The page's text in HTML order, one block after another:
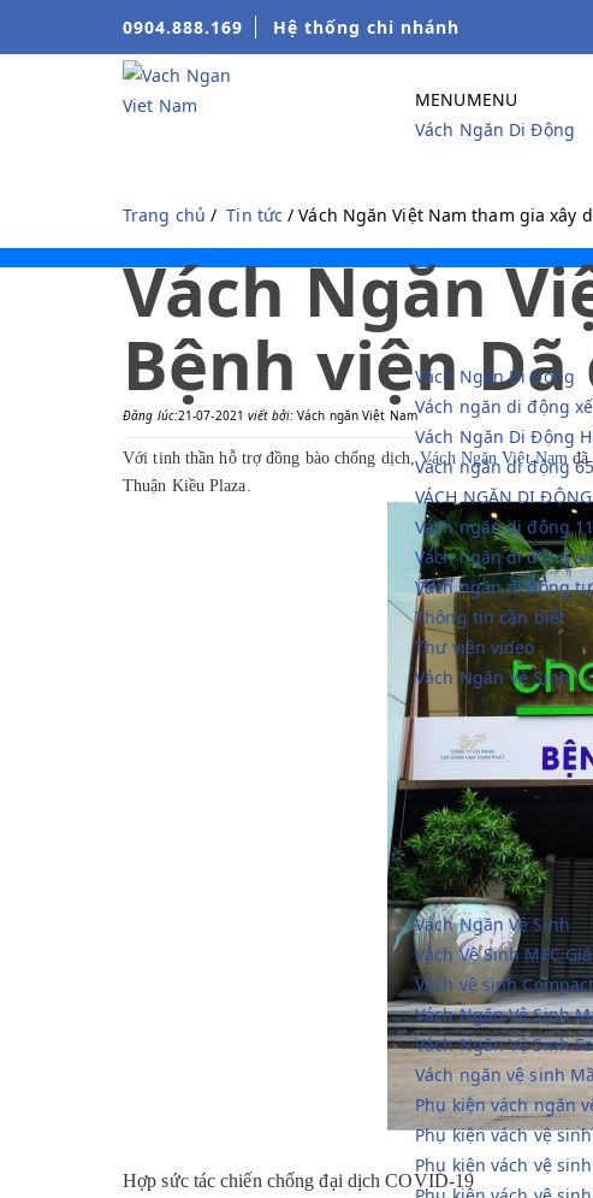
0904.888.169 Hệ thống chi nhánh
MENUMENU
Vách Ngăn Di Động
Vách Ngăn Di Động
Vách ngăn di động
Vách Ngăn Di Động
Vách ngăn di động
VÁCH NGĂN DI
Vách ngăn di động
Vách ngăn di động
Vách ngăn di động
Thông tin cần biết
Thư viện video
Vách Ngăn Vệ Sinh
Vách Ngăn Vệ Sinh
Vách Vệ Sinh MFC
Vách vệ sinh
Vách Ngăn Vệ Sinh
Vách Ngăn Vệ Sinh
Vách ngăn vệ sinh
Phụ kiện vách ngăn
Phụ kiện vách vệ sinh
Phụ kiện vách vệ
Trang chủ /Tin tức / Vách Ngăn Việt Nam tham gia xây
Vách Ngăn
Bệnh viện
Đăng lúc:21-07-2021viết bởi:Vách ngăn Việt Nam
Với tinh thần hỗ trợ đồng bào chống dịch,Vách Ngăn Việt Nam đã
Thuận Kiều Plaza.
Hợp sức tác chiến chống đại dịch COVID-19